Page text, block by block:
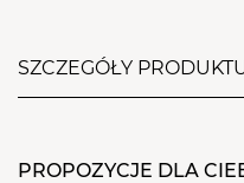
SZCZEGÓŁY
celulozy, miękki i
PROPOZYCJE DLA